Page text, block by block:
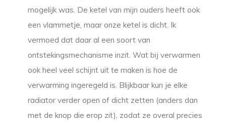
mogelijk was. De ketel van mijn ouders heeft ook
een vlammetje, maar onze ketel is dicht. Ik
vermoed dat daar al een soort van
ontstekingsmechanisme inzit. Wat bij verwarmen
ook heel veel schijnt uit te maken is hoe de
verwarming ingeregeld is. Blijkbaar kun je elke
radiator verder open of dicht zetten (anders dan
met de knop die erop zit), zodat ze overal precies